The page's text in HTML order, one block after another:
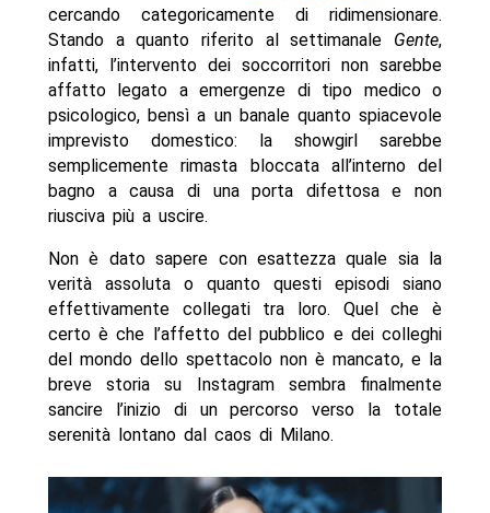
cercando categoricamente di ridimensionare.
Stando a quanto riferito al settimanale Gente,
infatti, l’intervento dei soccorritori non sarebbe
affatto legato a emergenze di tipo medico o
psicologico, bensì a un banale quanto spiacevole
imprevisto domestico: la showgirl sarebbe
semplicemente rimasta bloccata all’interno del
bagno a causa di una porta difettosa e non
riusciva più a uscire.
Non è dato sapere con esattezza quale sia la
verità assoluta o quanto questi episodi siano
effettivamente collegati tra loro. Quel che è
certo è che l’affetto del pubblico e dei colleghi
del mondo dello spettacolo non è mancato, e la
breve storia su Instagram sembra finalmente
sancire l’inizio di un percorso verso la totale
serenità lontano dal caos di Milano.